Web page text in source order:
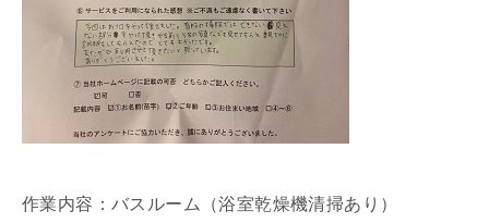
作業内容：バスルーム（浴室乾燥機清掃あり）